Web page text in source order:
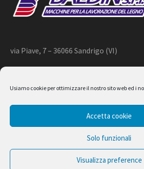
Usiamo cookie per ottimizzare il nostro sito web ed i
Accetta cookie
Solo funzionali
Visualizza preference
via Piave, 7 – 36066 Sandrigo (VI)
2020 © BALDIN srl